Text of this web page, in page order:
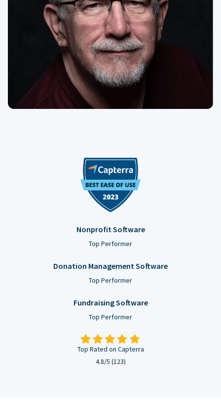
Nonprofit Software
Top Performer
Donation Management Software
Top Performer
Fundraising Software
Top Performer
Top Rated on Capterra
4.8/5 (123)